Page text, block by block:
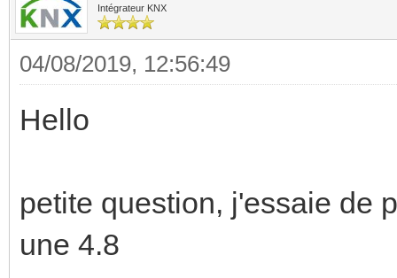
Intégrateur KNX
04/08/2019, 12:56:49
Hello
petite question, j'essaie de
une 4.8